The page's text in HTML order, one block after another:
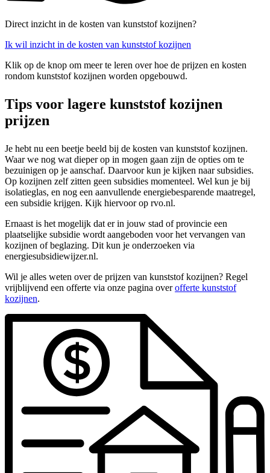
Direct inzicht in de kosten van kunststof kozijnen?
Ik wil inzicht in de kosten van kunststof kozijnen
Klik op de knop om meer te leren over hoe de prijzen en kosten
rondom kunststof kozijnen worden opgebouwd.
Tips voor lagere kunststof kozijnen
prijzen
Je hebt nu een beetje beeld bij de kosten van kunststof kozijnen.
Waar we nog wat dieper op in mogen gaan zijn de opties om te
bezuinigen op je aanschaf. Daarvoor kun je kijken naar subsidies.
Op kozijnen zelf zitten geen subsidies momenteel. Wel kun je bij
isolatieglas, en nog een aanvullende energiebesparende maatregel,
een subsidie krijgen. Kijk hiervoor op rvo.nl.
Ernaast is het mogelijk dat er in jouw stad of provincie een
plaatselijke subsidie wordt aangeboden voor het vervangen van
kozijnen of beglazing. Dit kun je onderzoeken via
energiesubsidiewijzer.nl.
Wil je alles weten over de prijzen van kunststof kozijnen? Regel
vrijblijvend een offerte via onze pagina overofferte kunststof
kozijnen.